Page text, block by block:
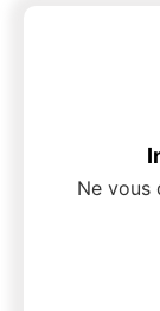
Ne vous